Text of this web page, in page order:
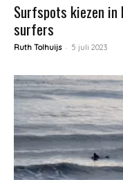
Surfspots kiezen in
surfers
Ruth Tolhuijs - 5 juli 2023